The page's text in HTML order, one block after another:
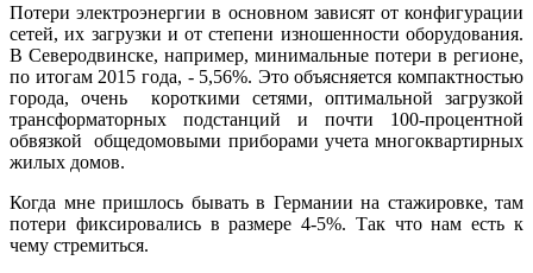
Потери электроэнергии в основном зависят от конфигурации
сетей, их загрузки и от степени изношенности оборудования.
В Северодвинске, например, минимальные потери в регионе,
по итогам 2015 года, - 5,56%. Это объясняется компактностью
города, очень короткими сетями, оптимальной загрузкой
трансформаторных подстанций и почти 100-процентной
обвязкой общедомовыми приборами учета многоквартирных
жилых домов.
Когда мне пришлось бывать в Германии на стажировке, там
потери фиксировались в размере 4-5%. Так что нам есть к
чему стремиться.